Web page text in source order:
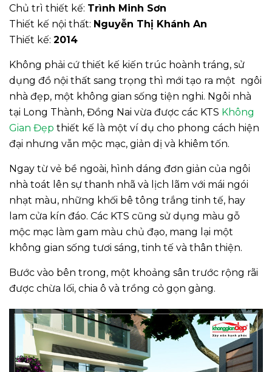
Chủ trì thiết kế: Trình Minh Sơn
Thiết kế nội thất: Nguyễn Thị Khánh An
Thiết kế: 2014
Không phải cứ thiết kế kiến trúc hoành tráng, sử
dụng đồ nội thất sang trọng thì mới tạo ra một ngôi
nhà đẹp, một không gian sống tiện nghi. Ngôi nhà
tại Long Thành, Đồng Nai vừa được các KTS Không
Gian Đẹp thiết kế là một ví dụ cho phong cách hiện
đại nhưng vẫn mộc mạc, giản dị và khiêm tốn.
Ngay từ vẻ bề ngoài, hình dáng đơn giản của ngôi
nhà toát lên sự thanh nhã và lịch lãm với mái ngói
nhạt màu, những khối bê tông trắng tinh tế, hay
lam cửa kín đáo. Các KTS cũng sử dụng màu gỗ
mộc mạc làm gam màu chủ đạo, mang lại một
không gian sống tươi sáng, tinh tế và thân thiện.
Bước vào bên trong, một khoảng sân trước rộng rãi
được chừa lối, chia ô và trồng cỏ gọn gàng.